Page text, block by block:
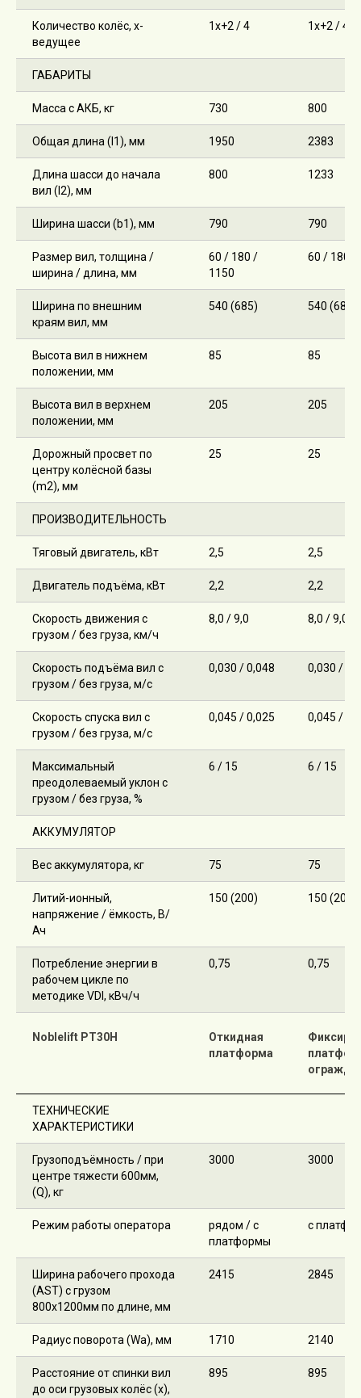
Количество колёс, х-
ведущее
1х+2 / 4 1х+2 / 4
ГАБАРИТЫ
Масса с АКБ, кг 730 800
Общая длина (l1), мм 1950 2383
Длина шасси до начала
вил (l2), мм
800 1233
Ширина шасси (b1), мм 790 790
Размер вил, толщина /
ширина / длина, мм
60 / 180 /
1150
60 / 180 /
Ширина по внешним
краям вил, мм
540 (685) 540 (685)
Высота вил в нижнем
положении, мм
85 85
Высота вил в верхнем
положении, мм
205 205
Дорожный просвет по
центру колёсной базы
(m2), мм
25 25
ПРОИЗВОДИТЕЛЬНОСТЬ
Тяговый двигатель, кВт 2,5 2,5
Двигатель подъёма, кВт 2,2 2,2
Скорость движения с
грузом / без груза, км/ч
8,0 / 9,0 8,0 / 9,0
Скорость подъёма вил с
грузом / без груза, м/с
0,030 / 0,048 0,030 /
Скорость спуска вил с
грузом / без груза, м/с
0,045 / 0,025 0,045 /
Максимальный
преодолеваемый уклон с
грузом / без груза, %
6 / 15 6 / 15
АККУМУЛЯТОР
Вес аккумулятора, кг 75 75
Литий-ионный,
напряжение / ёмкость, В/
Ач
150 (200) 150 (200)
Потребление энергии в
рабочем цикле по
методике VDI, кВч/ч
0,75 0,75
Noblelift PT30H
Откидная
платформа
ТЕХНИЧЕСКИЕ
ХАРАКТЕРИСТИКИ
Грузоподъёмность / при
центре тяжести 600мм,
(Q), кг
3000 3000
Режим работы оператора
рядом / с
платформы
с
Ширина рабочего прохода
(AST) с грузом
800х1200мм по длине, мм
2415 2845
Радиус поворота (Wa), мм 1710 2140
Расстояние от спинки вил
до оси грузовых колёс (x),
895 895